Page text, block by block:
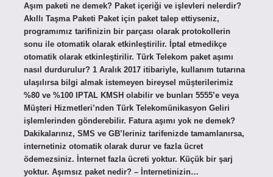
Aşım paketi ne demek? Paket içeriği ve işlevleri nelerdir?
Akıllı Taşma Paketi Paket için paket talep ettiyseniz,
programımız tarifinizin bir parçası olarak protokollerin
sonu ile otomatik olarak etkinleştirilir. İptal etmedikçe
otomatik olarak etkinleştirilir. Türk Telekom paket aşımı
nasıl durdurulur? 1 Aralık 2017 itibariyle, kullanım tutarına
ulaşılırsa bilgi almak istemeyen bireysel müşterilerimiz
%80 ve %100 IPTAL KMSH olabilir ve bunları 5555’e veya
Müşteri Hizmetleri’nden Türk Telekomünikasyon Geliri
işlemlerinden gönderebilir. Fatura aşımı yok ne demek?
Dakikalarınız, SMS ve GB’leriniz tarifenizde tamamlanırsa,
internetiniz otomatik olarak durur ve fazla ücret
ödemezsiniz. İnternet fazla ücreti yoktur. Küçük bir şarj
yoktur. Aşımsız paket nedir? – İnternetinizin…